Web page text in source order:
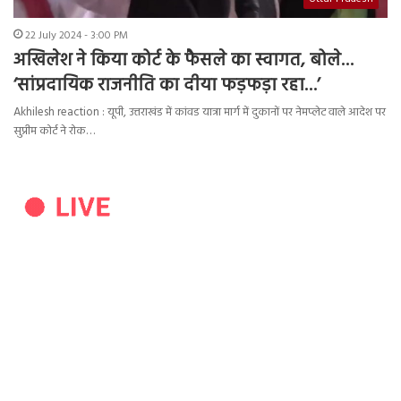
22 July 2024 - 3:00 PM
अखिलेश ने किया कोर्ट के फैसले का स्वागत, बोले…
‘सांप्रदायिक राजनीति का दीया फड़फड़ा रहा…’
Akhilesh reaction : यूपी, उत्तराखंड में कांवड यात्रा मार्ग में दुकानों पर नेमप्लेट वाले आदेश पर
सुप्रीम कोर्ट ने रोक…